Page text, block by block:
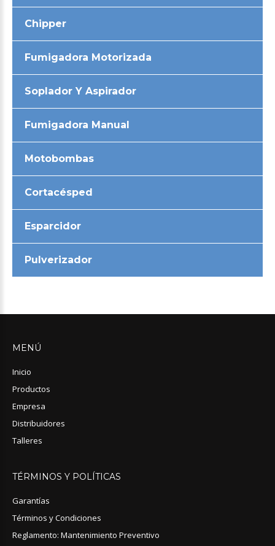
Chipper
Fumigadora Motorizada
Soplador Y Aspirador
Fumigadora Manual
Motobombas
Cortacésped
Esparcidor
Pulverizador
MENÚ
Inicio
Productos
Empresa
Distribuidores
Talleres
TÉRMINOS Y POLÍTICAS
Garantías
Términos y Condiciones
Reglamento: Mantenimiento Preventivo